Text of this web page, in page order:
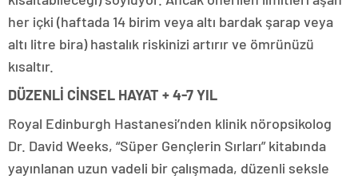
her içki (haftada 14 birim veya altı bardak şarap veya
altı litre bira) hastalık riskinizi artırır ve ömrünüzü
kısaltır.
DÜZENLİ CİNSEL HAYAT + 4-7 YIL
Royal Edinburgh Hastanesi’nden klinik nöropsikolog
Dr. David Weeks, “Süper Gençlerin Sırları” kitabında
yayınlanan uzun vadeli bir çalışmada, düzenli seksle